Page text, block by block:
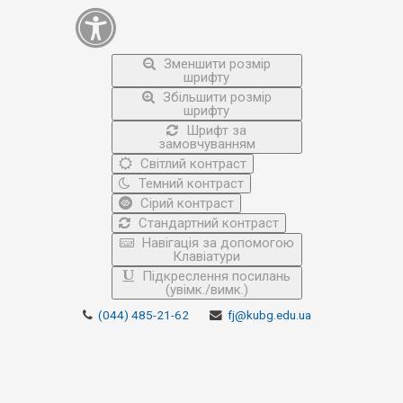
Зменшити розмір
шрифту
Збільшити розмір
шрифту
Шрифт за
замовчуванням
Світлий контраст
Темний контраст
Сірий контраст
Стандартний контраст
Навігація за допомогою
Клавіатури
Підкреслення посилань
(увімк./вимк.)
(044) 485-21-62 fj@kubg.edu.ua